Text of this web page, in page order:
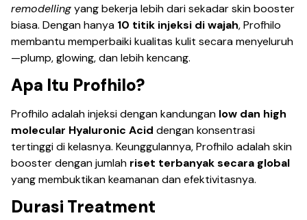
remodellingyang bekerja lebih dari sekadar skin booster
biasa. Dengan hanya 10 titik injeksi di wajah, Profhilo
membantu memperbaiki kualitas kulit secara menyeluruh
—plump, glowing, dan lebih kencang.
Apa Itu Profhilo?
Profhilo adalah injeksi dengan kandungan low dan high
molecular Hyaluronic Acid dengan konsentrasi
tertinggi di kelasnya. Keunggulannya, Profhilo adalah skin
booster dengan jumlah riset terbanyak secara global
yang membuktikan keamanan dan efektivitasnya.
Durasi Treatment